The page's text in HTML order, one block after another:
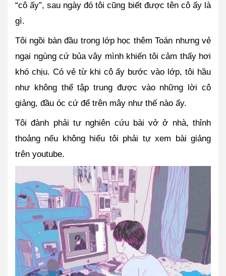
“cô ấy”, sau ngày đó tôi cũng biết được tên cô ấy là
gì.
Tôi ngồi bàn đầu trong lớp học thêm Toán nhưng vẻ
ngại ngùng cứ bủa vây mình khiến tôi cảm thấy hơi
khó chịu. Có vẻ từ khi cô ấy bước vào lớp, tôi hầu
như không thể tập trung được vào những lời cô
giảng, đầu óc cứ để trên mây như thế nào ấy.
Tôi đành phải tự nghiên cứu bài vở ở nhà, thỉnh
thoảng nếu không hiểu tôi phải tự xem bài giảng
trên youtube.